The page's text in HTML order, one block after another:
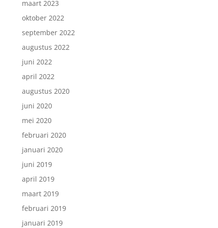
maart 2023
oktober 2022
september 2022
augustus 2022
juni 2022
april 2022
augustus 2020
juni 2020
mei 2020
februari 2020
januari 2020
juni 2019
april 2019
maart 2019
februari 2019
januari 2019